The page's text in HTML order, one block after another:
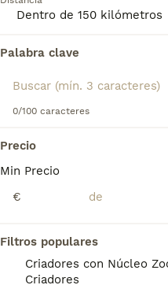
Palabra clave
0/100 caracteres
Precio
Min Precio
€
Filtros populares
Criadores con Núcleo
Criadores
Lee nuestrapágina de
Encontramos 0
Si deseas
búsqueda y
Preguntas
¿Qué tipo de
Spitz